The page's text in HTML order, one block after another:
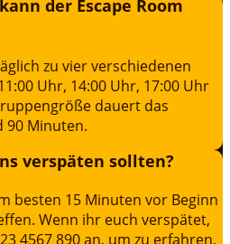
der Escape Room
zu vier verschiedenen
Uhr, 14:00 Uhr, 17:00 Uhr
dauert das
90 Minuten.
verspäten sollten?
besten 15 Minuten vor Beginn
Wenn ihr euch verspätet,
4567 890 an, um zu erfahren,